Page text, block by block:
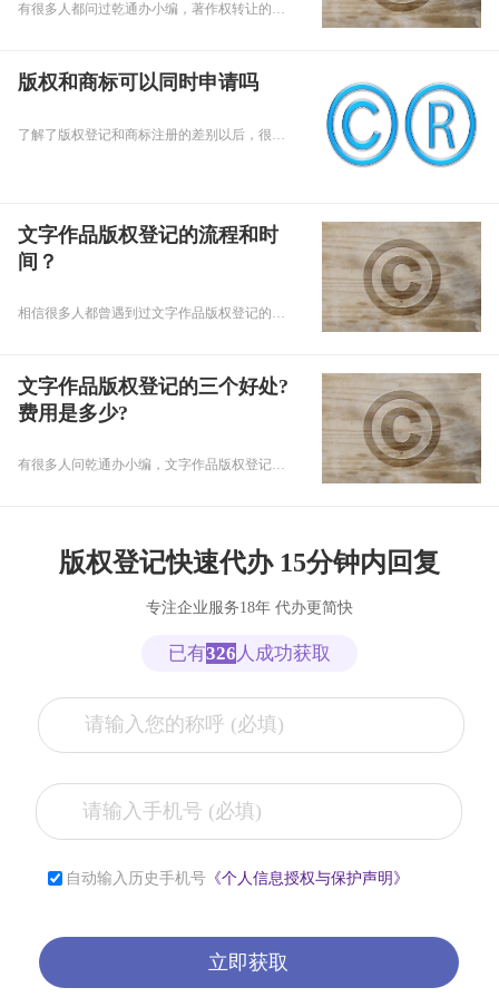
有很多人都问过乾通办小编，著作权转让的注意事项和好处的说明？下面就让小编为大家回答关于著作权转让的问题吧。
版权和商标可以同时申请吗
文字作品版权登记的流程和时
间？
相信很多人都曾遇到过文字作品版权登记的流程和不清楚时间的长短。北京乾通办为您说明文字作品版权登记的流程和时间的长短，希望大家好好记住。
文字作品版权登记的三个好处?
费用是多少?
有很多人问乾通办小编，文字作品版权登记的三个好处?费用是多少?下面就让小编为大家回答关于文字作品版权登记的问题吧。
版权登记快速代办 15分钟内回复
专注企业服务18年 代办更简快
已有326 人成功获取
自动输入历史手机号 《个人信息授权与保护声明》
立即获取
张** 153****2321
李** 181****2321 6小时前
薛** 150****4427 1小时前
曾** 150****9568 1小时前